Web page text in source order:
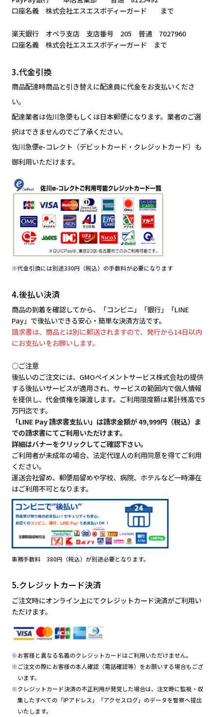
口座名義 株式会社エスエスボディーガード まで
楽天銀行 オペラ支店 支店番号 205 普通 7027960
口座名義 株式会社エスエスボディーガード まで
3.代金引換
商品配達時商品と引き替えに配達員に代金をお支払いくださ
い。
配達業者は佐川急便もしくは日本郵便になります。業者のご選
択はできませんのでご了承ください。
佐川急便e-コレクト（デビットカード・クレジットカード）も
御利用いただけます。
※代金引換には別途330円（税込）の手数料が必要になります
4.後払い決済
商品の到着を確認してから、「コンビニ」「銀行」「LINE
Pay」で後払いできる安心・簡単な決済方法です。
請求書は、商品とは別に郵送されますので、発行から14日以内
にお支払いをお願いします。
○ご注意
後払いのご注文には、GMOペイメントサービス株式会社の提供
する後払いサービスが適用され、サービスの範囲内で個人情報
を提供し、代金債権を譲渡します。ご利用限度額は累計残高で5
万円迄です。
「LINE Pay 請求書支払い」は請求金額が 49,999円（税込）ま
での請求書にてご利用いただけます。
詳細はバナーをクリックしてご確認下さい。
ご利用者が未成年の場合、法定代理人の利用同意を得てご利用
ください。
運送会社留め、郵便局留めや学校、病院、ホテルなど一時滞在
はご利用不可となります。
事務手数料 380円（税込）が別途必要となります。
5.クレジットカード決済
ご注文時にオンライン上にてクレジットカード決済がご利用い
ただけます。
※お客様と異なる名義のクレジットカードはご利用いただけません。
※ご注文の際にお客様の本人確認（電話確認等）をお願いする場合もござ
います。
※クレジットカード決済の不正利用が発覚した場合は、注文時に監視・収
集したすべての「IPアドレス」「アクセスログ」のデータを警察へ提出
いたします。